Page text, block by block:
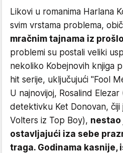
Likovi u romanima Harlana
svim vrstama problema,
mračnim tajnama iz
problemi su postali veliki
nekoliko Kobejnovih knjiga
hit serije, uključujući "Fool
U najnovijoj, Rosalind
detektivku Ket Donovan, čiji
Volters iz Top Boy), nestao
ostavljajući iza sebe
traga. Godinama kasnije,